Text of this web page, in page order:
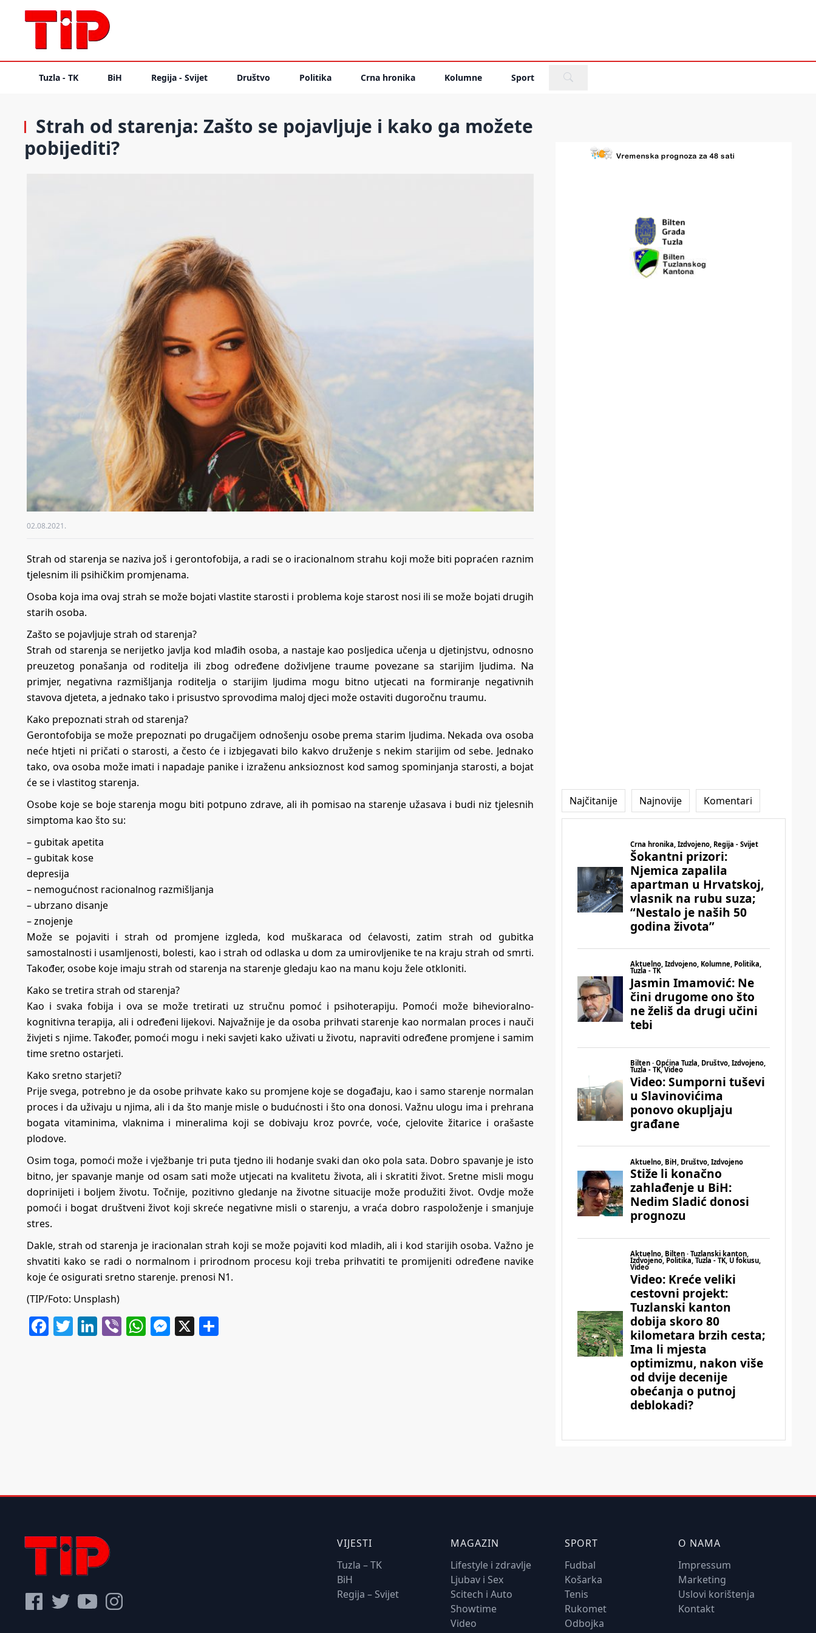
Tuzla - TK BiH Regija - Svijet Društvo Politika Crna hronika Kolumne Sport
Strah od starenja: Zašto se pojavljuje i kako ga možete
pobijediti?
02.08.2021.
Strah od starenja se naziva još i gerontofobija, a radi se o iracionalnom strahu koji može biti popraćen raznim
tjelesnim ili psihičkim promjenama.
Osoba koja ima ovaj strah se može bojati vlastite starosti i problema koje starost nosi ili se može bojati drugih
starih osoba.
Zašto se pojavljuje strah od starenja?
Strah od starenja se nerijetko javlja kod mlađih osoba, a nastaje kao posljedica učenja u djetinjstvu, odnosno
preuzetog ponašanja od roditelja ili zbog određene doživljene traume povezane sa starijim ljudima. Na
primjer, negativna razmišljanja roditelja o starijim ljudima mogu bitno utjecati na formiranje negativnih
stavova djeteta, a jednako tako i prisustvo sprovodima maloj djeci može ostaviti dugoročnu traumu.
Kako prepoznati strah od starenja?
Gerontofobija se može prepoznati po drugačijem odnošenju osobe prema starim ljudima. Nekada ova osoba
neće htjeti ni pričati o starosti, a često će i izbjegavati bilo kakvo druženje s nekim starijim od sebe. Jednako
tako, ova osoba može imati i napadaje panike i izraženu anksioznost kod samog spominjanja starosti, a bojat
će se i vlastitog starenja.
Osobe koje se boje starenja mogu biti potpuno zdrave, ali ih pomisao na starenje užasava i budi niz tjelesnih
simptoma kao što su:
– gubitak apetita
– gubitak kose
depresija
– nemogućnost racionalnog razmišljanja
– ubrzano disanje
– znojenje
Može se pojaviti i strah od promjene izgleda, kod muškaraca od ćelavosti, zatim strah od gubitka
samostalnosti i usamljenosti, bolesti, kao i strah od odlaska u dom za umirovljenike te na kraju strah od smrti.
Također, osobe koje imaju strah od starenja na starenje gledaju kao na manu koju žele otkloniti.
Kako se tretira strah od starenja?
Kao i svaka fobija i ova se može tretirati uz stručnu pomoć i psihoterapiju. Pomoći može bihevioralno-
kognitivna terapija, ali i određeni lijekovi. Najvažnije je da osoba prihvati starenje kao normalan proces i nauči
živjeti s njime. Također, pomoći mogu i neki savjeti kako uživati u životu, napraviti određene promjene i samim
time sretno ostarjeti.
Kako sretno starjeti?
Prije svega, potrebno je da osobe prihvate kako su promjene koje se događaju, kao i samo starenje normalan
proces i da uživaju u njima, ali i da što manje misle o budućnosti i što ona donosi. Važnu ulogu ima i prehrana
bogata vitaminima, vlaknima i mineralima koji se dobivaju kroz povrće, voće, cjelovite žitarice i orašaste
plodove.
Osim toga, pomoći može i vježbanje tri puta tjedno ili hodanje svaki dan oko pola sata. Dobro spavanje je isto
bitno, jer spavanje manje od osam sati može utjecati na kvalitetu života, ali i skratiti život. Sretne misli mogu
doprinijeti i boljem životu. Točnije, pozitivno gledanje na životne situacije može produžiti život. Ovdje može
pomoći i bogat društveni život koji skreće negativne misli o starenju, a vraća dobro raspoloženje i smanjuje
stres.
Dakle, strah od starenja je iracionalan strah koji se može pojaviti kod mladih, ali i kod starijih osoba. Važno je
shvatiti kako se radi o normalnom i prirodnom procesu koji treba prihvatiti te promijeniti određene navike
koje će osigurati sretno starenje. prenosi N1.
(TIP/Foto: Unsplash)
Facebook
Twitter
LinkedIn
ViberWhatsApp
Messenger
X
Najčitanije Najnovije Komentari
VIJESTI
Tuzla – TK
BiH
Regija – Svijet
MAGAZIN
Lifestyle i zdravlje
Ljubav i Sex
Scitech i Auto
Showtime
Video
SPORT
Fudbal
Košarka
Tenis
Rukomet
Odbojka
O NAMA
Impressum
Marketing
Uslovi korištenja
Kontakt